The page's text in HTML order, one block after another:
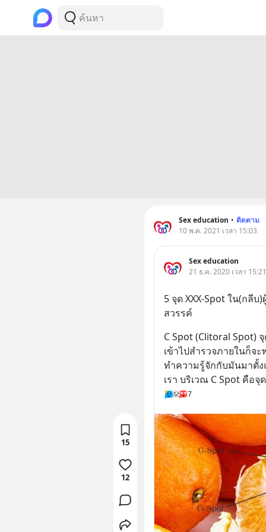
Sex education • ติดตาม
10 พ.ค. 2021 เวลา 15:03
Sex education
21 ธ.ค. 2020 เวลา
5 จุด XXX-Spot ใน(กลี
สวรรค์
C Spot (Clitoral Spot)
เข้าไปสำรวจภายในก็จ
ทำความรู้จักกับมันมาตั้
เรา บริเวณ C Spot คือ
7
15
12